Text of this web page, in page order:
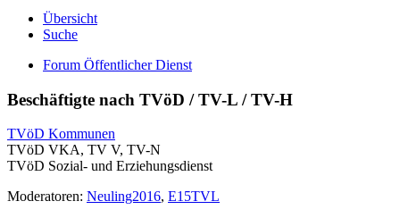
Übersicht
Suche
Forum Öffentlicher Dienst
Beschäftigte nach TVöD / TV-L / TV-H
TVöD Kommunen
TVöD VKA, TV V, TV-N
TVöD Sozial- und Erziehungsdienst
Moderatoren: Neuling2016, E15TVL